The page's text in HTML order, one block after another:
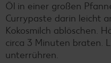
Öl in einer großen
Currypaste darin leicht
Kokosmilch ablöschen.
circa 3 Minuten braten.
unterrühren.